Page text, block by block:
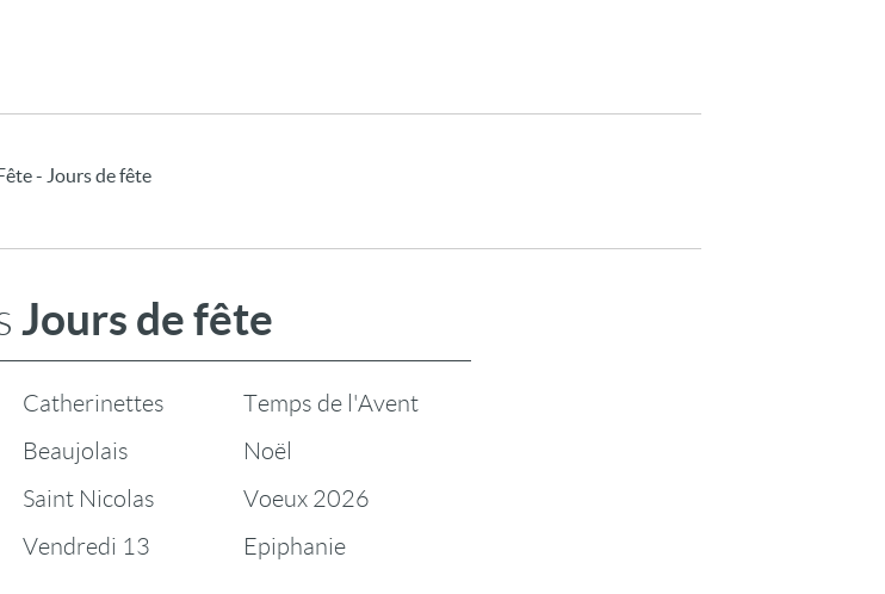
- Jours de fête
Jours de fête
Catherinettes
Beaujolais
Saint Nicolas
Vendredi 13
Temps de l'Avent
Noël
Voeux 2026
Epiphanie